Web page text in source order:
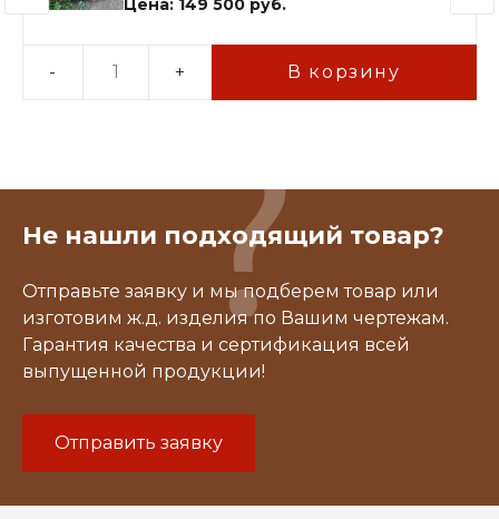
Цена: 149 500 руб.
- + В корзину
Не нашли подходящий товар?
Отправьте заявку и мы подберем товар или
изготовим ж.д. изделия по Вашим чертежам.
Гарантия качества и сертификация всей
выпущенной продукции!
Отправить заявку